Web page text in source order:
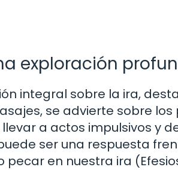
exploración
integral sobre la ira,
se advierte sobre
a actos impulsivos y
ser una respuesta
en nuestra ira